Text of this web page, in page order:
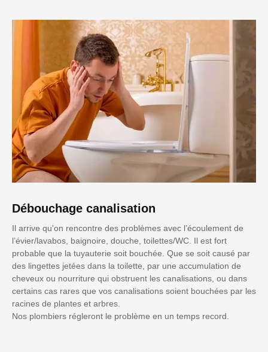
Débouchage canalisation
Il arrive qu'on rencontre des problèmes avec l’écoulement de
l’évier/lavabos, baignoire, douche, toilettes/WC. Il est fort
probable que la tuyauterie soit bouchée. Que se soit causé par
des lingettes jetées dans la toilette, par une accumulation de
cheveux ou nourriture qui obstruent les canalisations, ou dans
certains cas rares que vos canalisations soient bouchées par les
racines de plantes et arbres.
Nos plombiers régleront le problème en un temps record.